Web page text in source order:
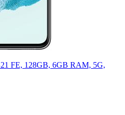
FE, 128GB, 6GB RAM, 5G,